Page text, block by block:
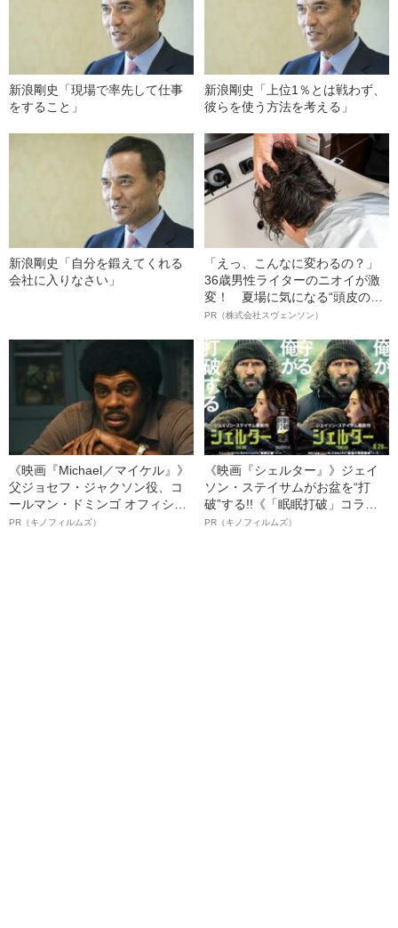
新浪剛史「現場で率先して仕事
をすること」
新浪剛史「上位1％とは戦わず、
彼らを使う方法を考える」
新浪剛史「自分を鍛えてくれる
会社に入りなさい」
「えっ、こんなに変わるの？」
36歳男性ライターのニオイが激
変！ 夏場に気になる“頭皮のニ
オイ”や“ベタつき”を解消す
ト”が生み出した徹底ケアとは
PR（株式会社スヴェンソン）
《映画『Michael／マイケル』》
父ジョセフ・ジャクソン役、コ
ールマン・ドミンゴ オフィシャ
ルインタビュー“観客を魅了した
PR（キノフィルムズ）
《映画『シェルター』》ジェイ
ソン・ステイサムがお盆を“打
破”する!!《「眠眠打破」コラ
ボ》
PR（キノフィルムズ）